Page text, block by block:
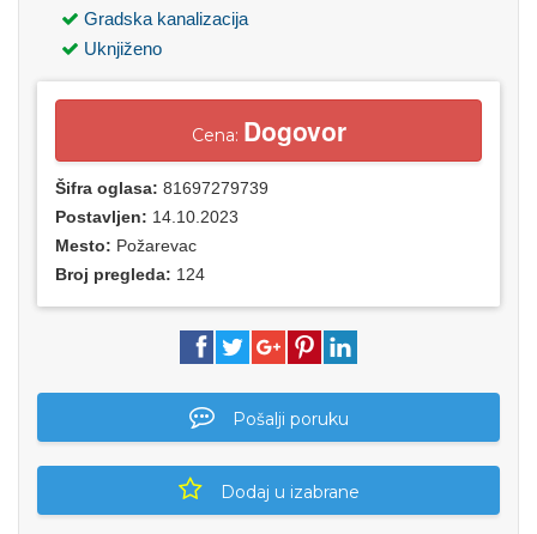
Gradska kanalizacija
Uknjiženo
Cena: Dogovor
Šifra oglasa: 81697279739
Postavljen: 14.10.2023
Mesto: Požarevac
Broj pregleda: 124
Pošalji poruku
Dodaj u izabrane